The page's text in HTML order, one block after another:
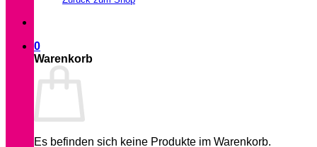
0
Warenkorb
Es befinden sich keine Produkte im Warenkorb.